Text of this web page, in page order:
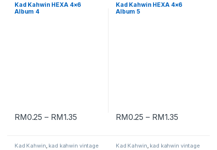
Kad Kahwin HEXA 4×6
Album 4
RM0.25 – RM1.35
Kad Kahwin HEXA 4×6
Album 5
RM0.25 – RM1.35
Kad Kahwin kad kahwin vintage Kad Kahwin kad kahwin vintage